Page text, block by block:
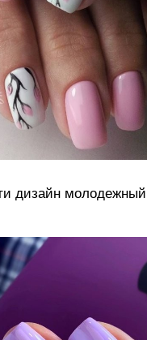
дизайн молодежный